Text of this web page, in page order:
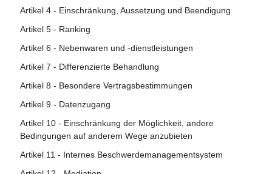
Artikel 4 - Einschränkung, Aussetzung und Beendigung
Artikel 5 - Ranking
Artikel 6 - Nebenwaren und -dienstleistungen
Artikel 7 - Differenzierte Behandlung
Artikel 8 - Besondere Vertragsbestimmungen
Artikel 9 - Datenzugang
Artikel 10 - Einschränkung der Möglichkeit, andere
Bedingungen auf anderem Wege anzubieten
Artikel 11 - Internes Beschwerdemanagementsystem